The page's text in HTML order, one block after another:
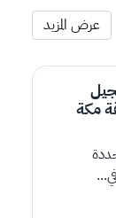
عرض المزيد
مكة